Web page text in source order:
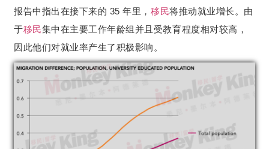
报告中指出在接下来的 35 年里，移民将推动就业增长。由
于移民集中在主要工作年龄组并且受教育程度相对较高，
因此他们对就业率产生了积极影响。